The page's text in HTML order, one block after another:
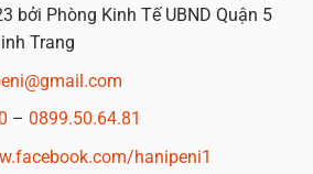
bởi Phòng Kinh Tế UBND Quận 5
Trang
– 0899.50.64.81
hanipeni1